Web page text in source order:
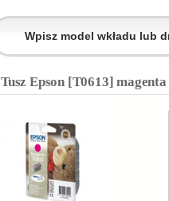
Tusz Epson [T0613]